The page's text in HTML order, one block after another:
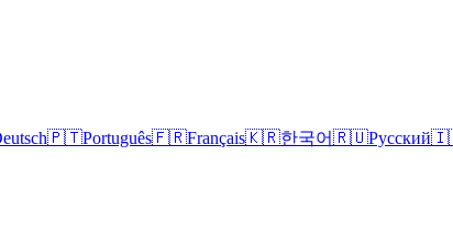
🇵🇹Português🇫🇷Français🇰🇷한국어🇷🇺Русский